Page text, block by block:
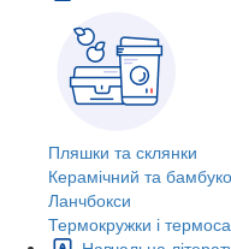
Пляшки та склянки
Керамічний та
Ланчбокси
Термокружки і термоса